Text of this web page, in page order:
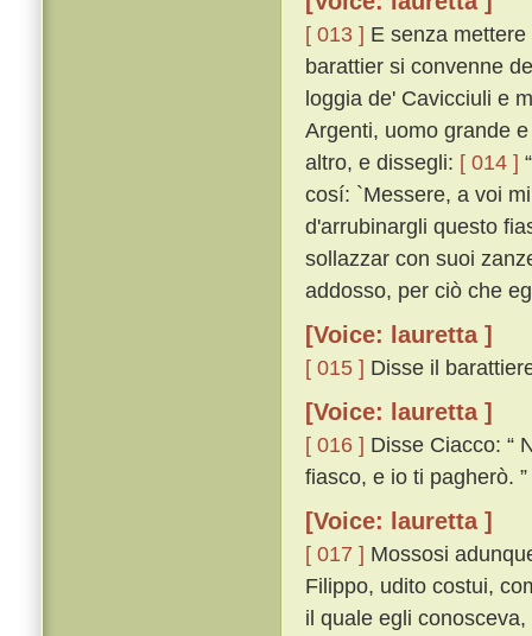
[ 013 ] E senza
barattier si convenne
loggia de' Cavicciuli e
Argenti, uomo grande
altro, e dissegli: [ 014 ]
cosí: `Messere, a voi
d'arrubinargli questo
sollazzar con suoi
addosso, per ciò che
[Voice: lauretta ]
[ 015 ] Disse il
[Voice: lauretta ]
[ 016 ] Disse Ciacco: “
fiasco, e io ti pagherò. ”
[Voice: lauretta ]
[ 017 ] Mossosi
Filippo, udito costui,
il quale egli